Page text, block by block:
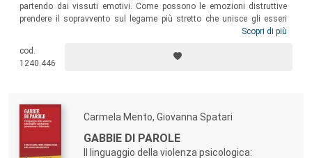
partendo dai vissuti emotivi. Come possono le emozioni distruttive
prendere il sopravvento sul legame più stretto che unisce gli esseri
umani? Come può una madre o un padre giungere a uccidere un figlio?
ambigui e tortuosi della personalità criminale, il libro analizza le
complesse dinamiche connesse al figlicidio e dedica una particolare
internazionale.
Scopri di più
cod.
1240.446
Carmela Mento, Giovanna Spatari
GABBIE DI PAROLE
Il linguaggio della violenza psicologica: